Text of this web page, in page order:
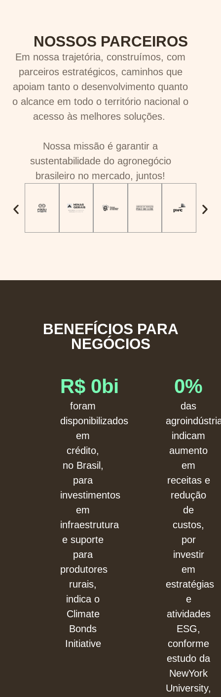
NOSSOS PARCEIROS
Em nossa trajetória, construímos, com
parceiros estratégicos, caminhos que
apoiam tanto o desenvolvimento quanto
o alcance em todo o território nacional o
acesso às melhores soluções.
Nossa missão é garantir a
sustentabilidade do agronegócio
brasileiro no mercado, juntos!
BENEFÍCIOS PARA
NEGÓCIOS
R$ 0bi
foram
disponibilizados
em
crédito,
no Brasil,
para
investimentos
em
infraestrutura
e suporte
para
produtores
rurais,
indica o
Climate
Bonds
Initiative
0%
das
indicam
aumento
em
receitas e
redução
de
custos,
por
investir
em
estratégias
e
atividades
ESG,
conforme
estudo da
NewYork
University,